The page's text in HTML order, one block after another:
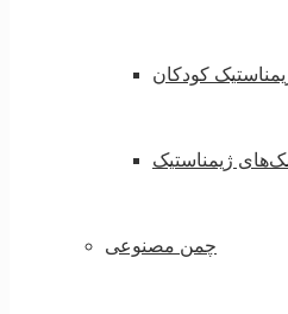
کودکان
ژیمناستیک
چمن مصنوعی